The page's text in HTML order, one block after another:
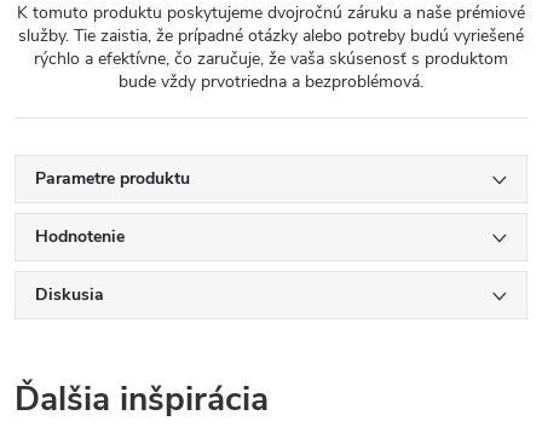
K tomuto produktu poskytujeme dvojročnú záruku a naše prémiové
služby. Tie zaistia, že prípadné otázky alebo potreby budú vyriešené
rýchlo a efektívne, čo zaručuje, že vaša skúsenosť s produktom
bude vždy prvotriedna a bezproblémová.
Parametre produktu
Hodnotenie
Diskusia
Ďalšia inšpirácia